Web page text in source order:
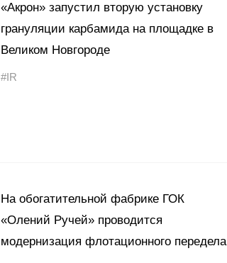
«Акрон» запустил вторую установку
грануляции карбамида на площадке в
Великом Новгороде
#IR
На обогатительной фабрике ГОК
«Олений Ручей» проводится
модернизация флотационного передела